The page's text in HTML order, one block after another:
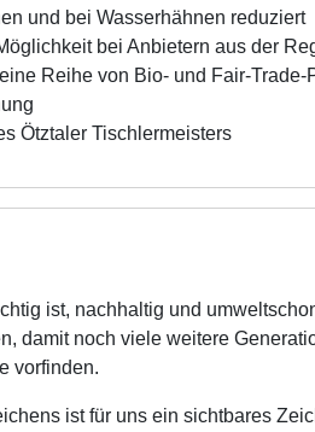
und bei Wasserhähnen reduziert
bei Anbietern aus der
Reihe von Bio- und Fair-Trade-
Ötztaler Tischlermeisters
ist, nachhaltig und
damit noch viele weitere
vorfinden.
ist für uns ein sichtbares